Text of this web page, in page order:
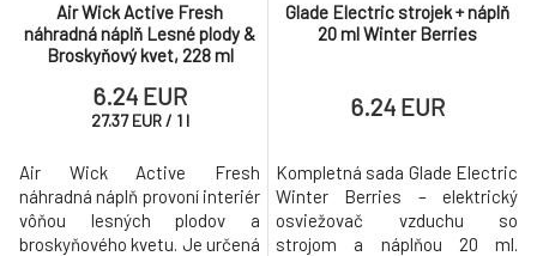
Air Wick Active Fresh
náhradná náplň Lesné plody &
Broskyňový kvet, 228 ml
6.24 EUR
27.37 EUR / 1 l
Air Wick Active Fresh
náhradná náplň provoní interiér
vôňou lesných plodov a
broskyňového kvetu. Je určená
Glade Electric strojek + náplň
20 ml Winter Berries
6.24 EUR
Kompletná sada Glade Electric
Winter Berries – elektrický
osviežovač vzduchu so
strojom a náplňou 20 ml.